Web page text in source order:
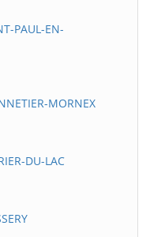
PAUL-EN-
MORNEX
DU-LAC